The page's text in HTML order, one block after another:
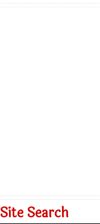
Site Search